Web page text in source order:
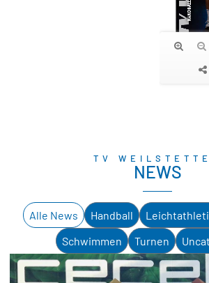
TV
NEWS
Handball
Schwimmen
Turnen
Alle News